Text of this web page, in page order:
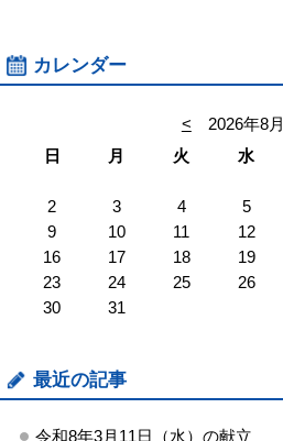
カレンダー
< 2026年8月
日
月 火 水
2
3 4 5
9
10 11 12
16
17 18 19
23
24 25 26
30
31
最近の記事
令和8年3月11日（水）の献立